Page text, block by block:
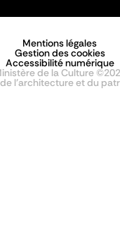
Mentions légales
Gestion des cookies
Accessibilité numérique
de la Culture
l'architecture et du